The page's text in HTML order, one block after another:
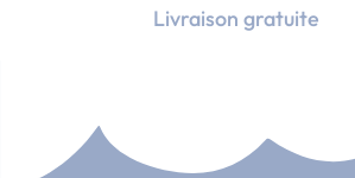
Livraison gratuite